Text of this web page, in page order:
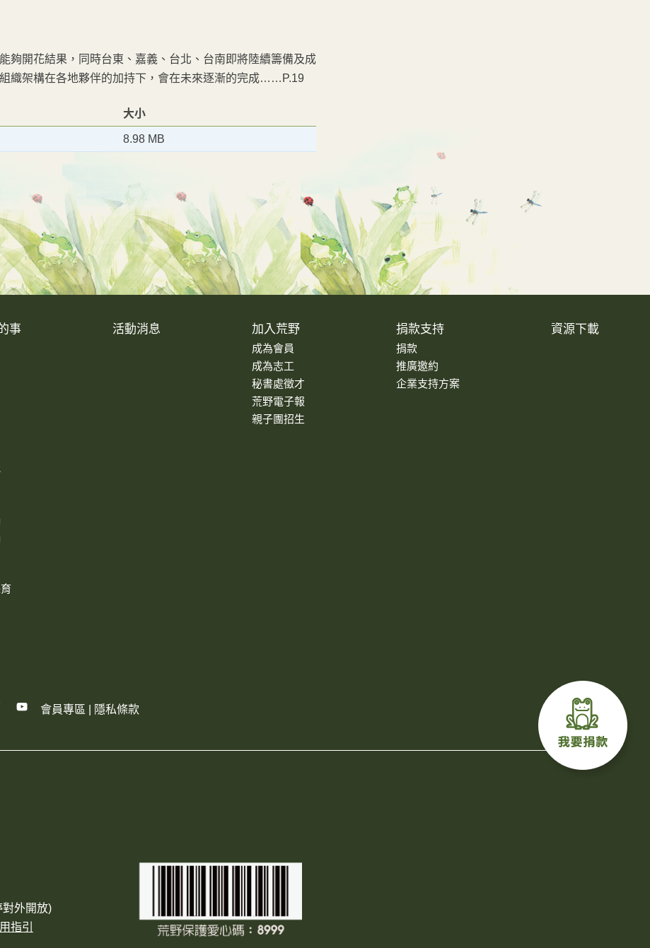
夠開花結果，同時台東、嘉義、台北、台南即將陸續籌備及成
織架構在各地夥伴的加持下，會在未來逐漸的完成……P.19
大小
8.98 MB
事 活動消息 加入荒野
成為會員
成為志工
秘書處徵才
荒野電子報
親子團招生
捐款支持
捐款
推廣邀約
企業支持方案
資源下載
會員專區 隱私條款
外開放)
指引